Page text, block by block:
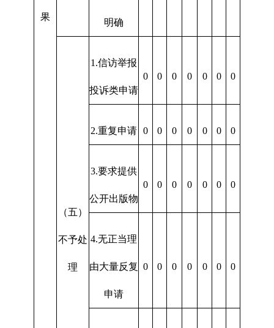
果
明确
（五）
不予处
理
1.信访举报
投诉类申请
0 0 0 0 0 0 0
2.重复申请 0 0 0 0 0 0 0
3.要求提供
公开出版物
0 0 0 0 0 0 0
4.无正当理
由大量反复
申请
0 0 0 0 0 0 0